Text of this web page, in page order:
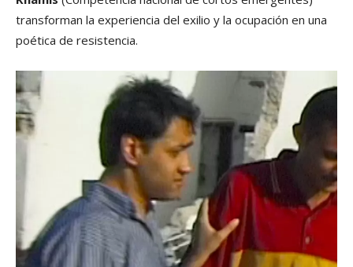
transforman la experiencia del exilio y la ocupación en una
poética de resistencia.